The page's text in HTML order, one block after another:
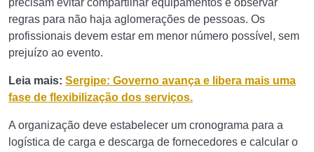
precisam evitar compartilhar equipamentos e observar
regras para não haja aglomerações de pessoas. Os
profissionais devem estar em menor número possível, sem
prejuízo ao evento.
Leia mais: Sergipe: Governo avança e libera mais uma
fase de flexibilização dos serviços.
A organização deve estabelecer um cronograma para a
logística de carga e descarga de fornecedores e calcular o